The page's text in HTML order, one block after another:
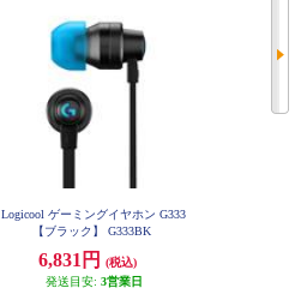
Logicool ゲーミングイヤホン G333
【ブラック】 G333BK
6,831円
(税込)
発送目安: 3営業日